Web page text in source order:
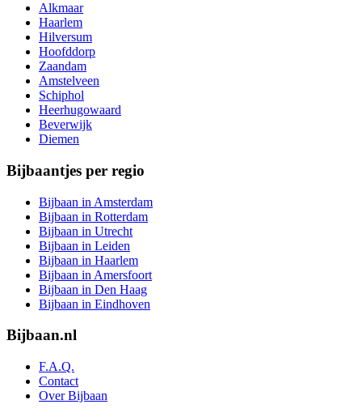
Alkmaar
Haarlem
Hilversum
Hoofddorp
Zaandam
Amstelveen
Schiphol
Heerhugowaard
Beverwijk
Diemen
Bijbaantjes per regio
Bijbaan in Amsterdam
Bijbaan in Rotterdam
Bijbaan in Utrecht
Bijbaan in Leiden
Bijbaan in Haarlem
Bijbaan in Amersfoort
Bijbaan in Den Haag
Bijbaan in Eindhoven
Bijbaan.nl
F.A.Q.
Contact
Over Bijbaan